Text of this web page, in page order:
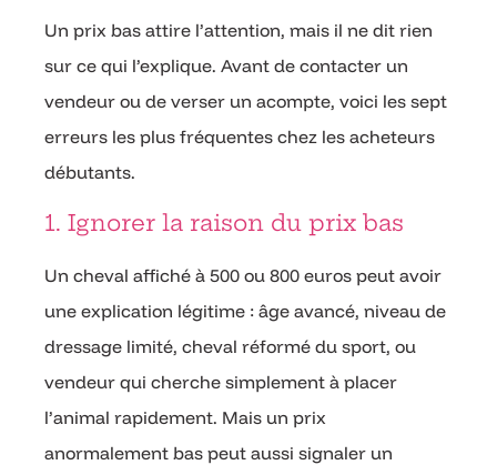
Un prix bas attire l’attention, mais il ne dit rien
sur ce qui l’explique. Avant de contacter un
vendeur ou de verser un acompte, voici les sept
erreurs les plus fréquentes chez les acheteurs
débutants.
1. Ignorer la raison du prix bas
Un cheval affiché à 500 ou 800 euros peut avoir
une explication légitime : âge avancé, niveau de
dressage limité, cheval réformé du sport, ou
vendeur qui cherche simplement à placer
l’animal rapidement. Mais un prix
anormalement bas peut aussi signaler un